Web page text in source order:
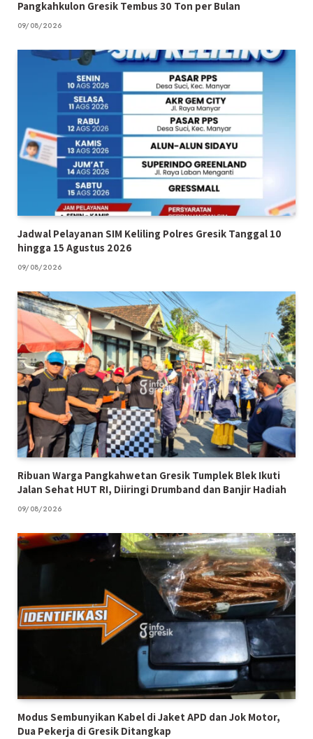
Pangkahkulon Gresik Tembus 30 Ton per Bulan
09/08/2026
Jadwal Pelayanan SIM Keliling Polres Gresik Tanggal 10
hingga 15 Agustus 2026
09/08/2026
Ribuan Warga Pangkahwetan Gresik Tumplek Blek Ikuti
Jalan Sehat HUT RI, Diiringi Drumband dan Banjir Hadiah
09/08/2026
Modus Sembunyikan Kabel di Jaket APD dan Jok Motor,
Dua Pekerja di Gresik Ditangkap